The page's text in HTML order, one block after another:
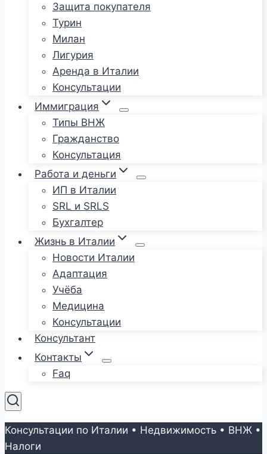
Защита покупателя
Турин
Милан
Лигурия
Аренда в Италии
Консультации
Иммиграция
Типы ВНЖ
Гражданство
Консультация
Работа и деньги
ИП в Италии
SRL и SRLS
Бухгалтер
Жизнь в Италии
Новости Италии
Адаптация
Учёба
Медицина
Консультации
Консультант
Контакты
Faq
Консультации по Италии • Недвижимость • ВНЖ •
Налоги